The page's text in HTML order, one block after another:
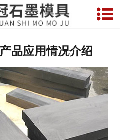
网站首页
新闻中心
联系我们
品应用情况介绍